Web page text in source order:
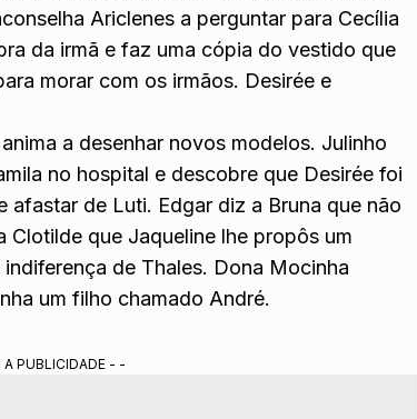
Ariclenes a perguntar para Cecília
da irmã e faz uma cópia do vestido que
morar com os irmãos. Desirée e
a desenhar novos modelos. Julinho
no hospital e descobre que Desirée foi
afastar de Luti. Edgar diz a Bruna que não
Clotilde que Jaqueline lhe propôs um
de Thales. Dona Mocinha
um filho chamado André.
PUBLICIDADE - -